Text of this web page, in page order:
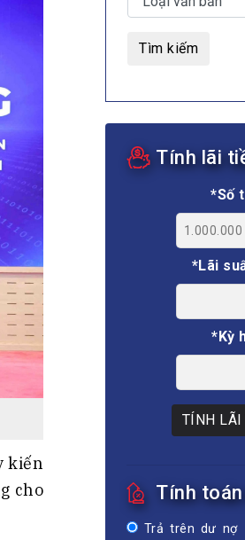
kiến
cho
Tìm kiếm
Tính lãi
*Số
*Lãi
*Kỳ
TÍNH LÃI
Tính
Trả trên dư nợ